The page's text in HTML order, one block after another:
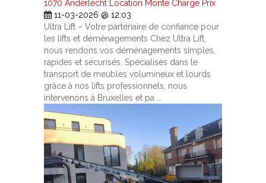
1070 Anderlecht Location Monte Charge Prix
11-03-2026 @ 12:03
Ultra Lift – Votre partenaire de confiance pour
les lifts et déménagements Chez Ultra Lift,
nous rendons vos déménagements simples,
rapides et sécurisés. Spécialisés dans le
transport de meubles volumineux et lourds
grâce à nos lifts professionnels, nous
intervenons à Bruxelles et pa ...